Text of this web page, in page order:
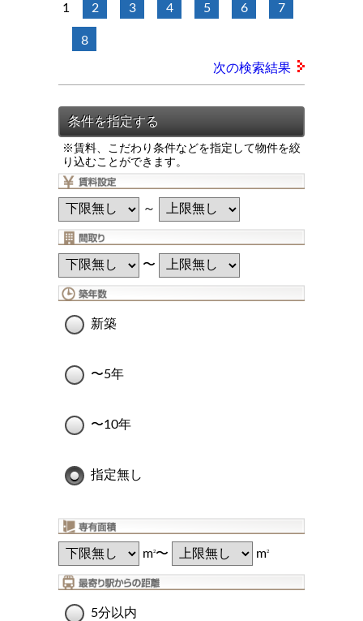
1 2 3 4 5 6 7
8
次の検索結果
※賃料、こだわり条件などを指定して物件を絞
り込むことができます。
～
〜
新築
〜5年
〜10年
指定無し
m2〜 m2
5分以内